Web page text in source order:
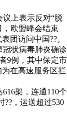
上表示反对“脱
，欧盟峰会结束
团访问中国??。
状病毒肺炎确诊
9例，其中保定市
为在高速服务区拦
架，连通110个
??，运送超过530